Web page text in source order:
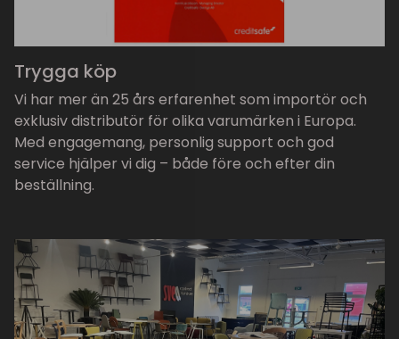
Trygga köp
Vi har mer än 25 års erfarenhet som importör och
exklusiv distributör för olika varumärken i Europa.
Med engagemang, personlig support och god
service hjälper vi dig – både före och efter din
beställning.